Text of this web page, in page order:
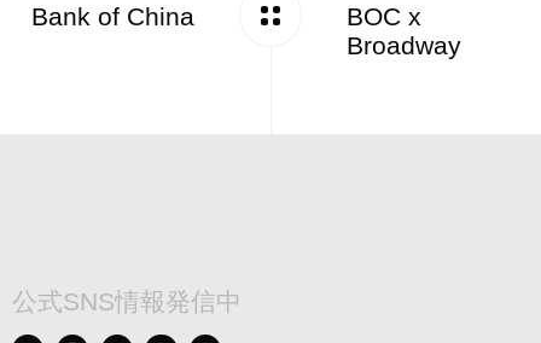
Bank of China
BOC x
Broadway
公式SNS情報発信中